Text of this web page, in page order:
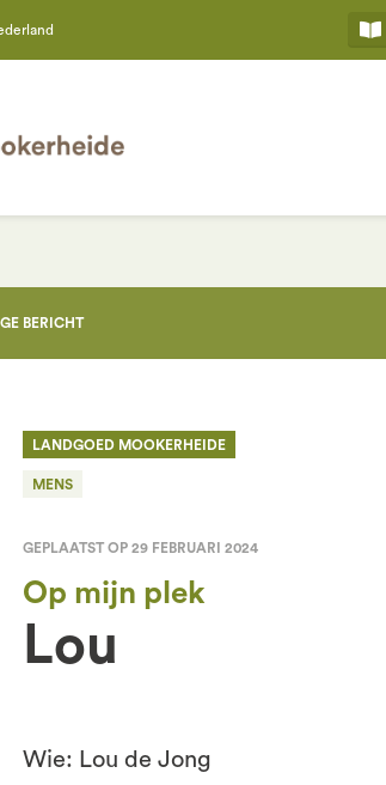
BERICHT
LANDGOED MOOKERHEIDE
MENS
GEPLAATST OP 29 FEBRUARI 2024
Op mijn plek
Lou
Wie: Lou de Jong